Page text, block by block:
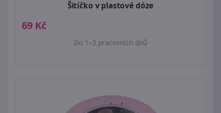
Šitíčko v plastové dóze
69 Kč
Do 1–3 pracovních dnů